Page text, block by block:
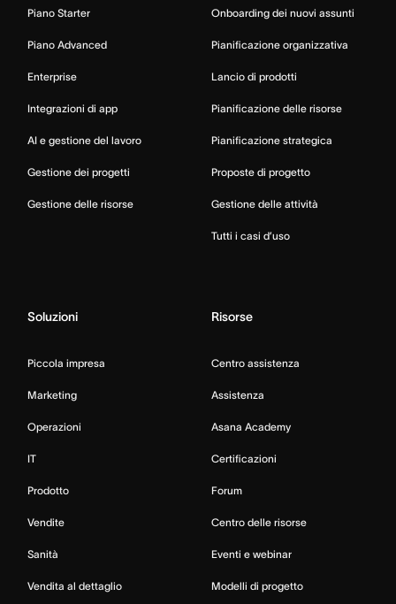
Piano Starter
Piano Advanced
Enterprise
Integrazioni di app
AI e gestione del lavoro
Gestione dei progetti
Gestione delle risorse
Onboarding dei nuovi assunti
Pianificazione organizzativa
Lancio di prodotti
Pianificazione delle risorse
Pianificazione strategica
Proposte di progetto
Gestione delle attività
Tutti i casi d’uso
Soluzioni
Piccola impresa
Marketing
Operazioni
IT
Prodotto
Vendite
Sanità
Vendita al dettaglio
Risorse
Centro assistenza
Assistenza
Asana Academy
Certificazioni
Forum
Centro delle risorse
Eventi e webinar
Modelli di progetto